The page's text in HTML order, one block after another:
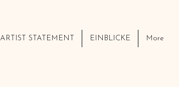
ARTIST STATEMENT EINBLICKE More